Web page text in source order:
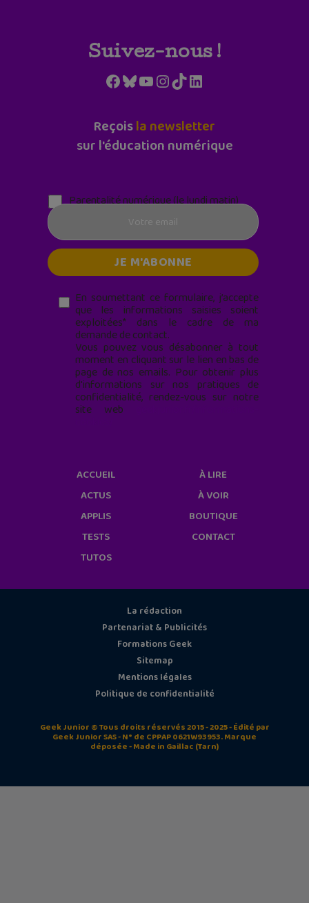
Suivez-nous !
Facebook
Bluesky
YouTube
Instagram
TikTokLinkedIn
Reçoisla newsletter
sur l'éducation numérique
Parentalité numérique (le lundi matin)
En soumettant ce formulaire, j’accepte
que les informations saisies soient
exploitées* dans le cadre de ma
demande de contact.
Vous pouvez vous désabonner à tout
moment en cliquant sur le lien en bas de
page de nos emails. Pour obtenir plus
d'informations sur nos pratiques de
confidentialité, rendez-vous sur notre
site web
ACCUEIL
ACTUS
APPLIS
TESTS
TUTOS
À LIRE
À VOIR
BOUTIQUE
CONTACT
La rédaction
Partenariat & Publicités
Formations Geek
Sitemap
Mentions légales
Politique de confidentialité
Geek Junior © Tous droits réservés 2015 - 2025 - Édité par
Geek Junior SAS - N° de CPPAP 0621W93953. Marque
déposée - Made in Gaillac (Tarn)